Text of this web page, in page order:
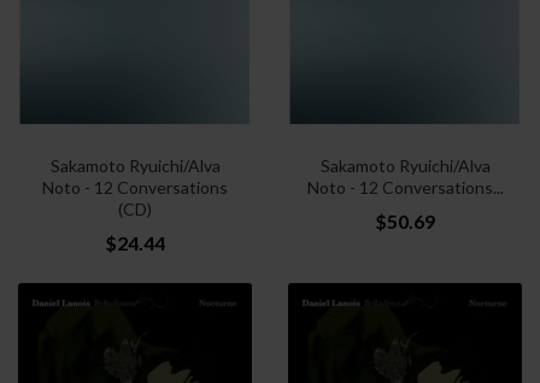
Sakamoto Ryuichi/Alva
Noto - 12 Conversations
(CD)
$24.44
Sakamoto Ryuichi/Alva
Noto - 12 Conversations...
$50.69